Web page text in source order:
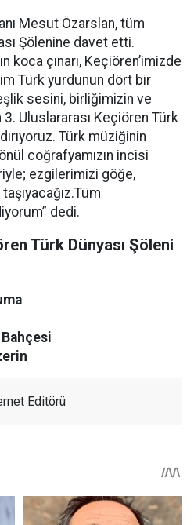
Mesut Özarslan, tüm
Şölenine davet etti.
koca çınarı, Keçiören’imizde
Türk yurdunun dört bir
sesini, birliğimizin ve
Uluslararası Keçiören Türk
Türk müziğinin
coğrafyamızın incisi
ezgilerimizi göğe,
dedi.
Türk Dünyası Şöleni
Editörü